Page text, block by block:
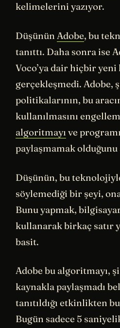
kelimelerini yazıyor.
Düşünün Adobe, bu
tanıttı. Daha sonra ise
Voco’ya dair hiçbir yeni
gerçekleşmedi. Adobe,
politikalarının, bu
kullanılmasını
algoritmayı ve
paylaşmamak olduğunu
Düşünün, bu
söylemediği bir şeyi,
Bunu yapmak,
kullanarak birkaç satır
basit.
Adobe bu algoritmayı,
kaynakla paylaşmadı
tanıtıldığı etkinlikten
Bugün sadece 5